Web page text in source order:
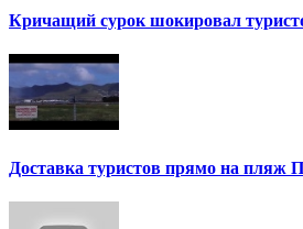
Кричащий сурок шокировал
Доставка туристов прямо на пляж